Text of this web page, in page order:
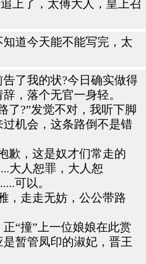
上了，太傅大人，皇上召
道今天能不能写完，太
了我的状?今日确实做得
，落个无官一身轻。
了?”发觉不对，我听下脚
机会，这条路倒不是错
歉，这是奴才们常走的
大人恕罪，大人恕
可以。
，走走无妨，公公带路
“撞”上一位娘娘在此赏
暂管凤印的淑妃，晋王